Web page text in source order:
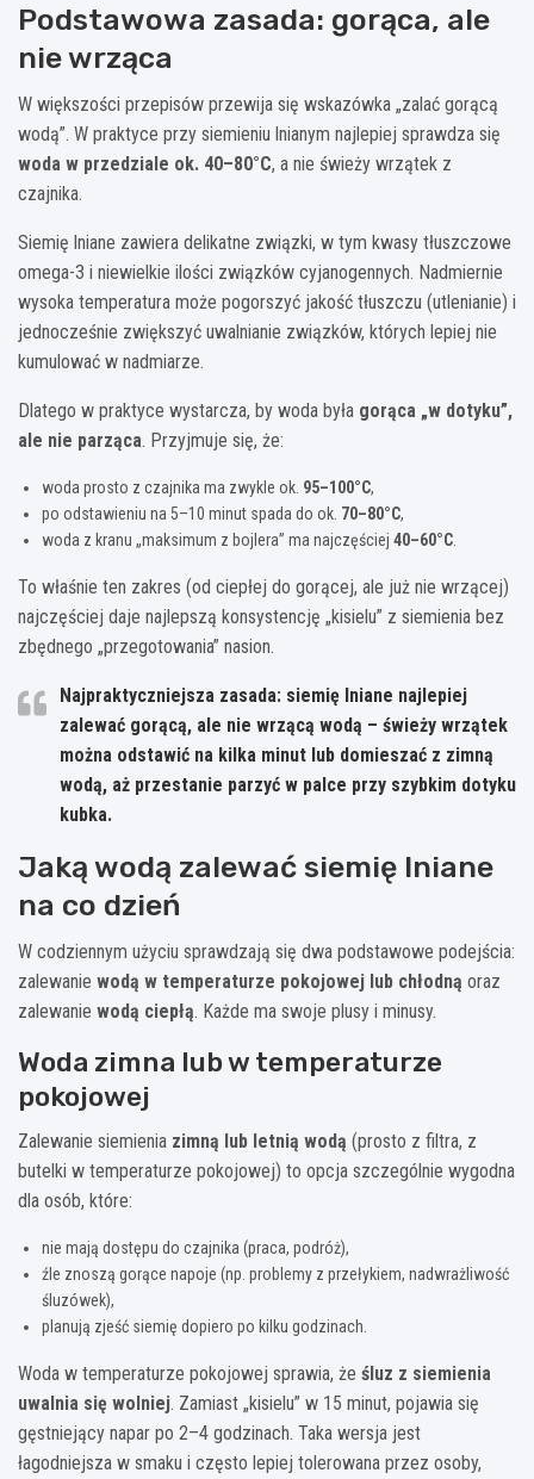
Podstawowa zasada: gorąca, ale
nie wrząca
W większości przepisów przewija się wskazówka „zalać gorącą
wodą”. W praktyce przy siemieniu lnianym najlepiej sprawdza się
woda w przedziale ok. 40–80°C, a nie świeży wrzątek z
czajnika.
Siemię lniane zawiera delikatne związki, w tym kwasy tłuszczowe
omega-3 i niewielkie ilości związków cyjanogennych. Nadmiernie
wysoka temperatura może pogorszyć jakość tłuszczu (utlenianie) i
jednocześnie zwiększyć uwalnianie związków, których lepiej nie
kumulować w nadmiarze.
Dlatego w praktyce wystarcza, by woda była gorąca „w dotyku”,
ale nie parząca. Przyjmuje się, że:
woda prosto z czajnika ma zwykle ok. 95–100°C,
po odstawieniu na 5–10 minut spada do ok. 70–80°C,
woda z kranu „maksimum z bojlera” ma najczęściej 40–60°C
To właśnie ten zakres (od ciepłej do gorącej, ale już nie wrzącej)
najczęściej daje najlepszą konsystencję „kisielu” z siemienia bez
zbędnego „przegotowania” nasion.
Najpraktyczniejsza zasada: siemię lniane najlepiej
zalewać gorącą, ale nie wrzącą wodą – świeży wrzątek
można odstawić na kilka minut lub domieszać z zimną
wodą, aż przestanie parzyć w palce przy szybkim dotyku
kubka.
Jaką wodą zalewać siemię lniane
na co dzień
W codziennym użyciu sprawdzają się dwa podstawowe podejścia:
zalewanie wodą w temperaturze pokojowej lub chłodną oraz
zalewanie wodą ciepłą. Każde ma swoje plusy i minusy.
Woda zimna lub w temperaturze
pokojowej
Zalewanie siemienia zimną lub letnią wodą (prosto z filtra, z
butelki w temperaturze pokojowej) to opcja szczególnie wygodna
dla osób, które:
nie mają dostępu do czajnika (praca, podróż),
źle znoszą gorące napoje (np. problemy z przełykiem, nadwrażliwość
śluzówek),
planują zjeść siemię dopiero po kilku godzinach.
Woda w temperaturze pokojowej sprawia, że śluz z siemienia
uwalnia się wolniej. Zamiast „kisielu” w 15 minut, pojawia się
gęstniejący napar po 2–4 godzinach. Taka wersja jest
łagodniejsza w smaku i często lepiej tolerowana przez osoby,